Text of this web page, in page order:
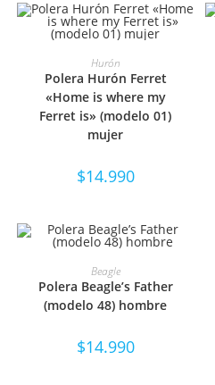
SELECCIONAR OPCIONES
Hurón
Polera Hurón Ferret
«Home is where my
Ferret is» (modelo 01)
mujer
$14.990
SELECCIONAR OPCIONES
Beagle
Polera Beagle’s Father
(modelo 48) hombre
$14.990